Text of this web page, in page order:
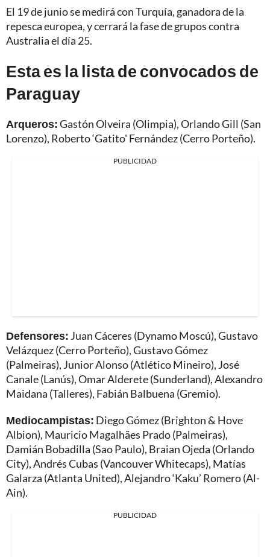
El 19 de junio se medirá con Turquía, ganadora de la
repesca europea, y cerrará la fase de grupos contra
Australia el día 25.
Esta es la lista de convocados de
Paraguay
Arqueros:Gastón Olveira (Olimpia), Orlando Gill (San
Lorenzo), Roberto ‘Gatito' Fernández (Cerro Porteño).
PUBLICIDAD
Defensores: Juan Cáceres (Dynamo Moscú), Gustavo
Velázquez (Cerro Porteño), Gustavo Gómez
(Palmeiras), Junior Alonso (Atlético Mineiro), José
Canale (Lanús), Omar Alderete (Sunderland), Alexandro
Maidana (Talleres), Fabián Balbuena (Gremio).
Mediocampistas: Diego Gómez (Brighton & Hove
Albion), Mauricio Magalhães Prado (Palmeiras),
Damián Bobadilla (Sao Paulo), Braian Ojeda (Orlando
City), Andrés Cubas (Vancouver Whitecaps), Matías
Galarza (Atlanta United), Alejandro ‘Kaku’ Romero (Al-
Ain).
PUBLICIDAD